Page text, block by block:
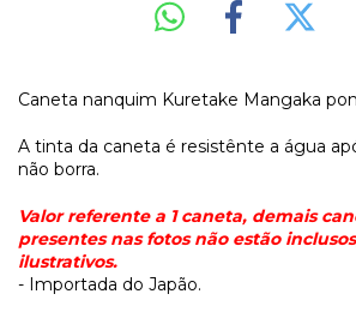
Caneta nanquim Kuretake Mangaka
A tinta da caneta é resistênte a água
não borra.
Valor referente a 1 caneta, demais
presentes nas fotos não estão
ilustrativos.
- Importada do Japão.